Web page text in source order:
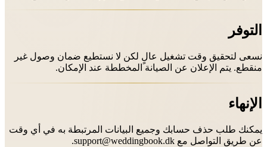
التوفر
نسعى لتحقيق وقت تشغيل عالٍ لكن لا نستطيع ضمان وصول غير
منقطع. يتم الإعلان عن الصيانة المخططة عند الإمكان.
الإنهاء
يمكنك طلب حذف حسابك وجميع البيانات المرتبطة به في أي وقت
عن طريق التواصل مع support@weddingbook.dk
.